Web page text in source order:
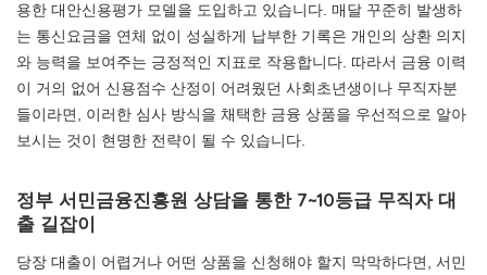
용한 대안신용평가 모델을 도입하고 있습니다. 매달 꾸준히 발생하
는 통신요금을 연체 없이 성실하게 납부한 기록은 개인의 상환 의지
와 능력을 보여주는 긍정적인 지표로 작용합니다. 따라서 금융 이력
이 거의 없어 신용점수 산정이 어려웠던 사회초년생이나 무직자분
들이라면, 이러한 심사 방식을 채택한 금융 상품을 우선적으로 알아
보시는 것이 현명한 전략이 될 수 있습니다.
정부 서민금융진흥원 상담을 통한 7~10등급 무직자 대
출 길잡이
당장 대출이 어렵거나 어떤 상품을 신청해야 할지 막막하다면, 서민